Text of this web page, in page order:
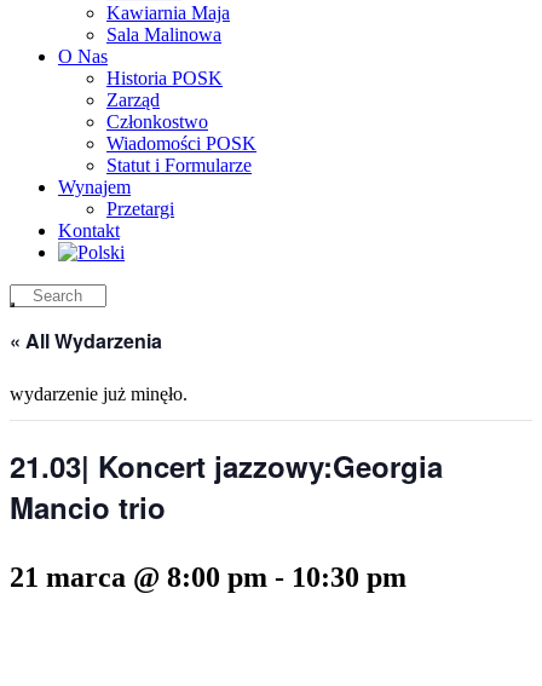
Kawiarnia Maja
Sala Malinowa
O Nas
Historia POSK
Zarząd
Członkostwo
Wiadomości POSK
Statut i Formularze
Wynajem
Przetargi
Kontakt
« All Wydarzenia
wydarzenie już minęło.
21.03| Koncert jazzowy:Georgia
Mancio trio
21 marca @ 8:00 pm - 10:30 pm